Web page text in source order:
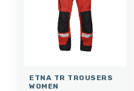
ETNA TR TROUSERS
WOMEN